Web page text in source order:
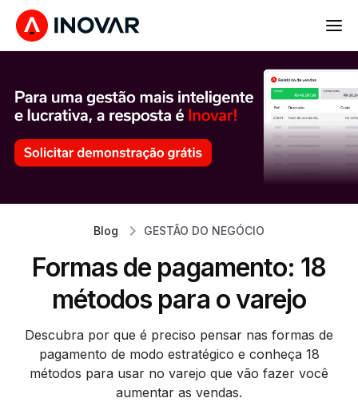
Blog GESTÃO DO NEGÓCIO
Formas de pagamento: 18
métodos para o varejo
Descubra por que é preciso pensar nas formas de
pagamento de modo estratégico e conheça 18
métodos para usar no varejo que vão fazer você
aumentar as vendas.